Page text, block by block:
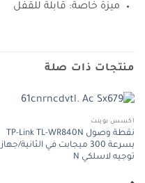
ميزة خاصة: قابلة للقفل
منتجات ذات صلة
اكسس بوينت
نقطة وصول TP-Link TL-WR840N
بسرعة 300 ميجابت في الثانية/جهاز
توجيه لاسلكي N